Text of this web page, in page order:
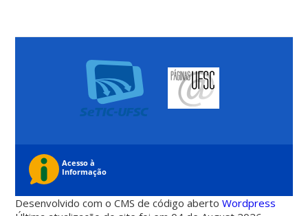
Desenvolvido com o CMS de código abertoWordpress